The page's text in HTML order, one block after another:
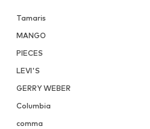
Tamaris
MANGO
PIECES
LEVI'S
GERRY WEBER
Columbia
comma